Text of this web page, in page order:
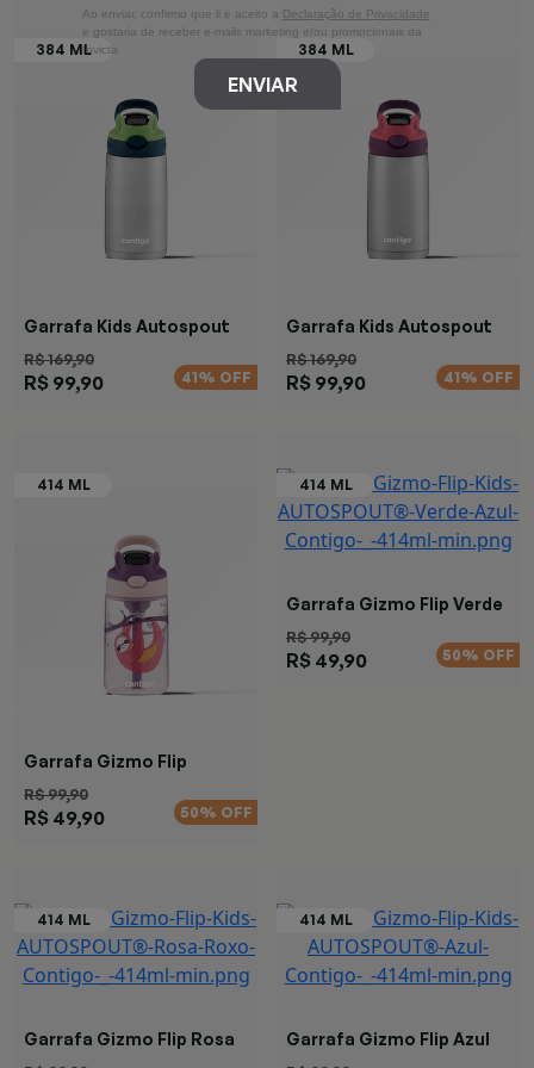
Garrafa Kids Autospout
R$ 169,90
R$ 99,90 41% OFF
Garrafa Kids Autospout
R$ 169,90
R$ 99,90 41% OFF
Garrafa Gizmo Flip
R$ 99,90
R$ 49,90 50% OFF
Garrafa Gizmo Flip Verde
R$ 99,90
R$ 49,90 50% OFF
Garrafa Gizmo Flip Rosa
Garrafa Gizmo Flip Azul
Ao enviar, confirmo que li e aceito a Declaração de Privacidade
e gostaria de receber e-mails marketing e/ou promocionais da
Invicta
ENVIAR